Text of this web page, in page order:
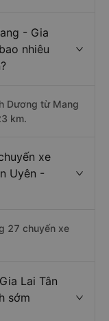
- Gia
nhiêu
Dương từ Mang
km.
xe
Uyên -
27 chuyến xe
Lai Tân
sớm